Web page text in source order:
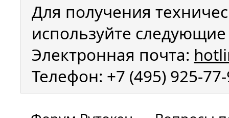
Для получения
используйте
Электронная почта:
Телефон: +7 (495) 925-